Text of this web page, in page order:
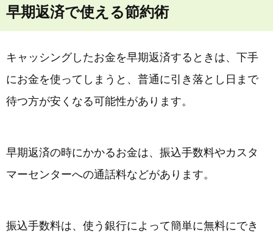
早期返済で使える節約術
キャッシングしたお金を早期返済するときは、下手
にお金を使ってしまうと、普通に引き落とし日まで
待つ方が安くなる可能性があります。
早期返済の時にかかるお金は、振込手数料やカスタ
マーセンターへの通話料などがあります。
振込手数料は、使う銀行によって簡単に無料にでき